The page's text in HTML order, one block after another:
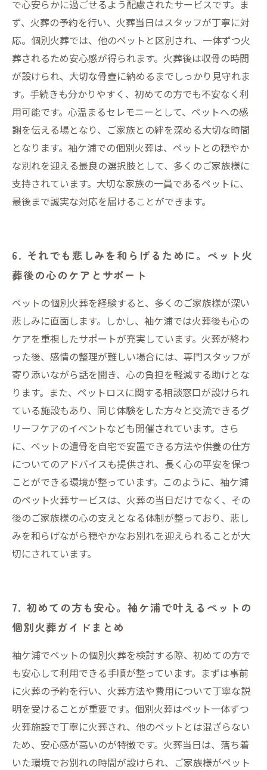
で心安らかに過ごせるよう配慮されたサービスです。ま
ず、火葬の予約を行い、火葬当日はスタッフが丁寧に対
応。個別火葬では、他のペットと区別され、一体ずつ火
葬されるため安心感が得られます。火葬後は収骨の時間
が設けられ、大切な骨壺に納めるまでしっかり見守れま
す。手続きも分かりやすく、初めての方でも不安なく利
用可能です。心温まるセレモニーとして、ペットへの感
謝を伝える場となり、ご家族との絆を深める大切な時間
となります。袖ケ浦での個別火葬は、ペットとの穏やか
な別れを迎える最良の選択肢として、多くのご家族様に
支持されています。大切な家族の一員であるペットに、
最後まで誠実な対応を届けることができます。
6. それでも悲しみを和らげるために。ペット火
葬後の心のケアとサポート
ペットの個別火葬を経験すると、多くのご家族様が深い
悲しみに直面します。しかし、袖ケ浦では火葬後も心の
ケアを重視したサポートが充実しています。火葬が終わ
った後、感情の整理が難しい場合には、専門スタッフが
寄り添いながら話を聞き、心の負担を軽減する助けとな
ります。また、ペットロスに関する相談窓口が設けられ
ている施設もあり、同じ体験をした方々と交流できるグ
リーフケアのイベントなども開催されています。さら
に、ペットの遺骨を自宅で安置できる方法や供養の仕方
についてのアドバイスも提供され、長く心の平安を保つ
ことができる環境が整っています。このように、袖ケ浦
のペット火葬サービスは、火葬の当日だけでなく、その
後のご家族様の心の支えとなる体制が整っており、悲し
みを和らげながら穏やかなお別れを迎えられることが大
切にされています。
7. 初めての方も安心。袖ケ浦で叶えるペットの
個別火葬ガイドまとめ
袖ケ浦でペットの個別火葬を検討する際、初めての方で
も安心して利用できる手順が整っています。まずは事前
に火葬の予約を行い、火葬方法や費用について丁寧な説
明を受けることが重要です。個別火葬はペット一体ずつ
火葬施設で丁寧に火葬され、他のペットとは混ざらない
ため、安心感が高いのが特徴です。火葬当日は、落ち着
いた環境でお別れの時間が設けられ、ご家族様がペット